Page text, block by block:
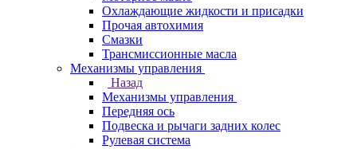
Охлаждающие жидкости и присадки
Прочая автохимия
Смазки
Трансмиссионные масла
Механизмы управления
Назад
Механизмы управления
Передняя ось
Подвеска и рычаги задних колес
Рулевая система